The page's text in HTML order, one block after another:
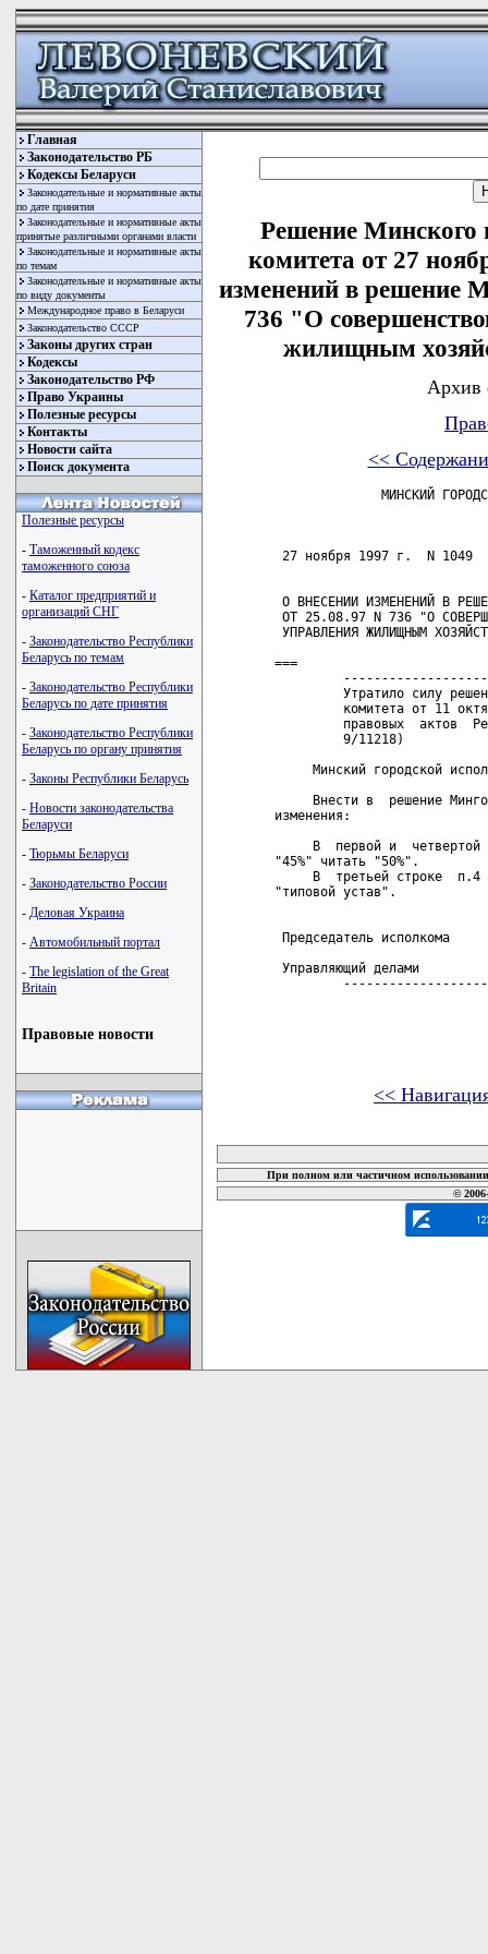
Главная
Законодательство РБ
Кодексы Беларуси
Законодательные и нормативные акты
по дате принятия
Законодательные и нормативные акты
принятые различными органами власти
Законодательные и нормативные акты
по темам
Законодательные и нормативные акты
по виду документы
Международное право в Беларуси
Законодательство СССР
Законы других стран
Кодексы
Законодательство РФ
Право Украины
Полезные ресурсы
Контакты
Новости сайта
Поиск документа
Полезные ресурсы
- Таможенный кодекс
таможенного союза
- Каталог предприятий и
организаций СНГ
- Законодательство Республики
Беларусь по темам
- Законодательство Республики
Беларусь по дате принятия
- Законодательство Республики
Беларусь по органу принятия
- Законы Республики Беларусь
- Новости законодательства
Беларуси
- Тюрьмы Беларуси
- Законодательство России
- Деловая Украина
- Автомобильный портал
- The legislation of the Great
Britain
Правовые новости
Решение Минского
комитета от 27
изменений в решение
736 "О
жилищным
Архив
<<
МИНСКИЙ
27 ноября 1997 г.  N 1049
О ВНЕСЕНИИ ИЗМЕНЕНИЙ В
ОТ 25.08.97 N 736 "О
УПРАВЛЕНИЯ ЖИЛИЩНЫМ
===
Утратило силу
комитета от 11
правовых  актов
         9/11218)
Минский городской
Внести в  решение
изменения:
В  первой и  четвертой
"45%" читать "50%".
В  третьей строке  п.4
"типовой устав".
Председатель
Управляющий делами
<<
При полном или частичном
©